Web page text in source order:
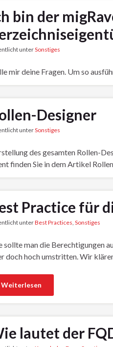
bin der
unterSonstiges
mir deine Fragen. Um so
Designer
unterSonstiges
des gesamten Rollen-
finden Sie in dem Artikel
Practice für
unterBest Practices Sonstiges
sollte man die Berechtigungen
doch hoch umstritten. Wir
Weiterlesen
lautet der